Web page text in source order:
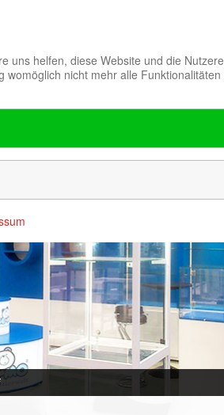
helfen, diese Website und die
nicht mehr alle